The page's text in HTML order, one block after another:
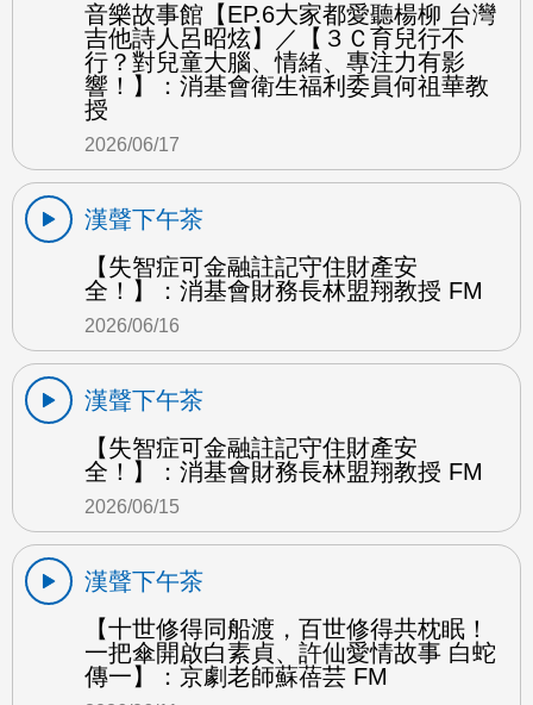
音樂故事館【EP.6大家都愛聽楊柳 台灣
吉他詩人呂昭炫】／【３Ｃ育兒行不
行？對兒童大腦、情緒、專注力有影
響！】：消基會衛生福利委員何祖華教
授
2026/06/17
漢聲下午茶
【失智症可金融註記守住財產安
全！】：消基會財務長林盟翔教授 FM
2026/06/16
漢聲下午茶
【失智症可金融註記守住財產安
全！】：消基會財務長林盟翔教授 FM
2026/06/15
漢聲下午茶
【十世修得同船渡，百世修得共枕眠！
一把傘開啟白素貞、許仙愛情故事 白蛇
傳一】：京劇老師蘇蓓芸 FM